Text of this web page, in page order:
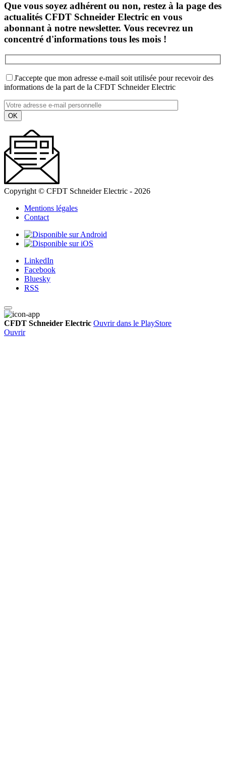
Que vous soyez adhérent ou non, restez à la page des
actualités CFDT Schneider Electric en vous
abonnant à notre newsletter. Vous recevrez un
concentré d'informations tous les mois !
J'accepte que mon adresse e-mail soit utilisée pour recevoir des
informations de la part de la CFDT Schneider Electric
Copyright © CFDT Schneider Electric - 2026
Mentions légales
Contact
LinkedIn
Facebook
Bluesky
RSS
CFDT Schneider Electric Ouvrir dans le PlayStore
Ouvrir